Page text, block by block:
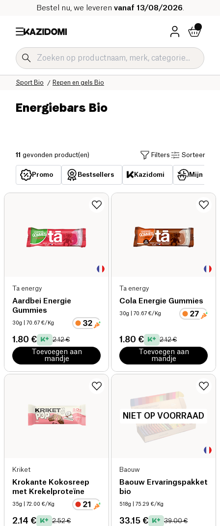
Bestel nu, we leveren vanaf 13/08/2026
Repen en gels Bio
Sport Bio
Onze biologische catalogus
Home
Energiebars Bio
11 gevonden product(en) Filters Sorteer
Promo Bestsellers Kazidomi Mijn
Ta energy
Aardbei Energie
Gummies
30g | 70.67 €/Kg
1.80 € 2.12 €
Toevoegen aan
mandje
Ta energy
Cola Energie Gummies
30g | 70.67 €/Kg
1.80 € 2.12 €
Toevoegen aan
mandje
Kriket
Krokante Kokosreep
met Krekelproteïne
35g | 72.00 €/Kg
2.14 € 2.52 €
NIET OP VOORRAAD
Baouw
Baouw Ervaringspakket
bio
518g | 75.29 €/Kg
33.15 € 39.00 €